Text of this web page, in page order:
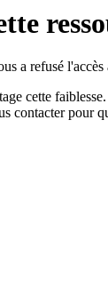
a refusé l'accès
cette
contacter pour